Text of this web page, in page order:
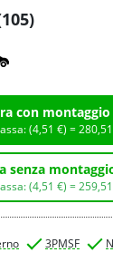
+ Ecotassa: (4,51 € ) =280,51
+ Ecotassa: (4,51 € ) =259,51
3PMSF